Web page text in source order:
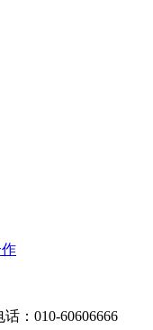
：010-60606666